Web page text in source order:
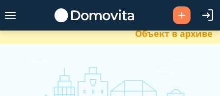
Объект в архиве